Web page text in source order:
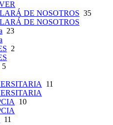
DE NOSOTROS 35
DE NOSOTROS
23
2
5
11
10
11